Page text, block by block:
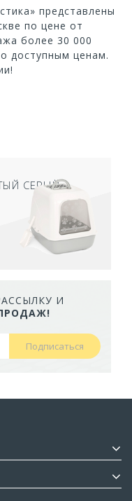
представлены
по цене от
более 30 000
доступным ценам.
СЕРЫЙ
И
Подписаться